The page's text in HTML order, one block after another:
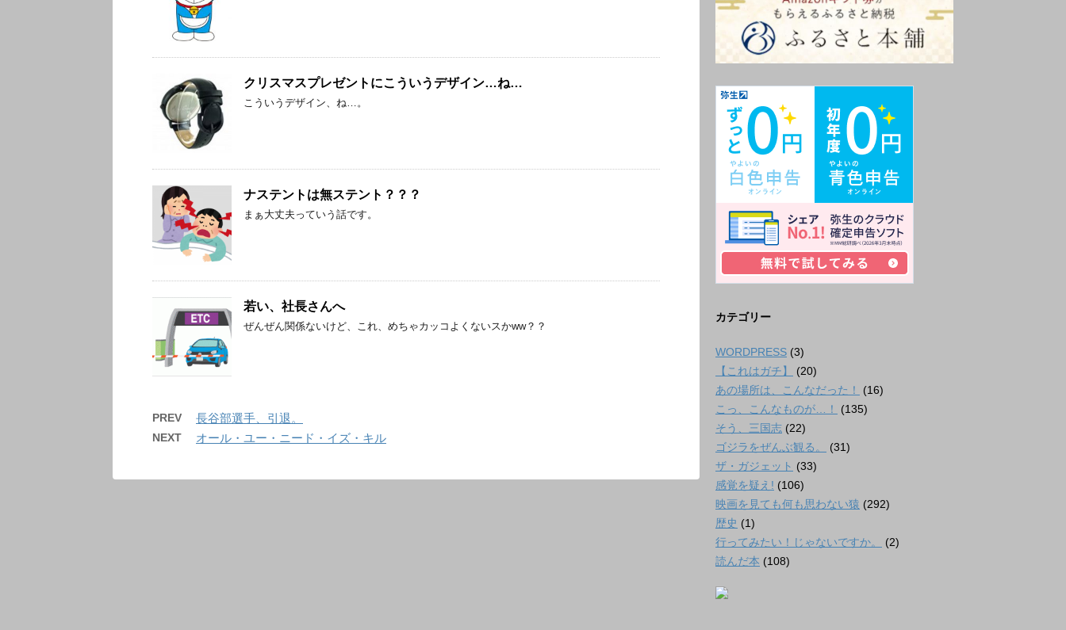
クリスマスプレゼントにこういうデザイン…ね…
こういうデザイン、ね…。
ナステントは無ステント？？？
まぁ大丈夫っていう話です。
若い、社長さんへ
ぜんぜん関係ないけど、これ、めちゃカッコよくないスかww？？
PREV 長谷部選手、引退。
NEXT オール・ユー・ニード・イズ・キル
カテゴリー
WORDPRESS (3)
【これはガチ】
(20)
あの場所は、こんなだった！
(16)
こっ、こんなものが…！
(135)
そう、三国志 (22)
ゴジラをぜんぶ観る。
(31)
ザ・ガジェット (33)
感覚を疑え! (106)
映画を見ても何も思わない猿 (292)
歴史 (1)
行ってみたい！じゃないですか。
(2)
読んだ本 (108)